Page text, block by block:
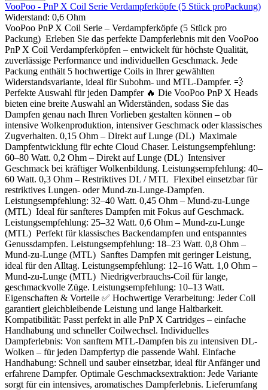
VooPoo - PnP X Coil Serie Verdampferköpfe (5 Stück proPackung)
Widerstand: 0,6 Ohm
VooPoo PnP X Coil Serie – Verdampferköpfe (5 Stück pro
Packung) Erleben Sie das perfekte Dampferlebnis mit den VooPoo
PnP X Coil Verdampferköpfen – entwickelt für höchste Qualität,
zuverlässige Performance und individuellen Geschmack. Jede
Packung enthält 5 hochwertige Coils in Ihrer gewählten
Widerstandsvariante, ideal für Subohm- und MTL-Dampfer. 💨
Perfekte Auswahl für jeden Dampfer 🔥 Die VooPoo PnP X Heads
bieten eine breite Auswahl an Widerständen, sodass Sie das
Dampfen genau nach Ihren Vorlieben gestalten können – ob
intensive Wolkenproduktion, intensiver Geschmack oder klassisches
Zugverhalten. 0,15 Ohm – Direkt auf Lunge (DL) Maximale
Dampfentwicklung für echte Cloud Chaser. Leistungsempfehlung:
60–80 Watt. 0,2 Ohm – Direkt auf Lunge (DL) Intensiver
Geschmack bei kräftiger Wolkenbildung. Leistungsempfehlung: 40–
60 Watt. 0,3 Ohm – Restriktives DL / MTL Flexibel einsetzbar für
restriktives Lungen- oder Mund-zu-Lunge-Dampfen.
Leistungsempfehlung: 32–40 Watt. 0,45 Ohm – Mund-zu-Lunge
(MTL) Ideal für sanfteres Dampfen mit Fokus auf Geschmack.
Leistungsempfehlung: 25–32 Watt. 0,6 Ohm – Mund-zu-Lunge
(MTL) Perfekt für klassisches Backendampfen und entspanntes
Genussdampfen. Leistungsempfehlung: 18–23 Watt. 0,8 Ohm –
Mund-zu-Lunge (MTL) Sanftes Dampfen mit geringer Leistung,
ideal für den Alltag. Leistungsempfehlung: 12–16 Watt. 1,0 Ohm –
Mund-zu-Lunge (MTL) Niedrigverbrauchs-Coil für lange,
geschmackvolle Züge. Leistungsempfehlung: 10–13 Watt.
Eigenschaften & Vorteile ✅ Hochwertige Verarbeitung: Jeder Coil
garantiert gleichbleibende Leistung und lange Haltbarkeit.
Kompatibilität: Passt perfekt in alle PnP X Cartridges – einfache
Handhabung und schneller Coilwechsel. Individuelles
Dampferlebnis: Von sanftem MTL-Dampfen bis zu intensiven DL-
Wolken – für jeden Dampfertyp die passende Wahl. Einfache
Handhabung: Schnell und sauber einsetzbar, ideal für Anfänger und
erfahrene Dampfer. Optimale Geschmacksextraktion: Jede Variante
sorgt für ein intensives, aromatisches Dampferlebnis. Lieferumfang